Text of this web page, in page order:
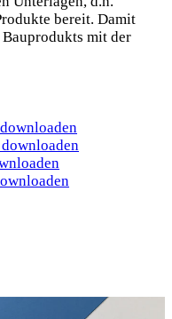
bereit. Damit
mit der